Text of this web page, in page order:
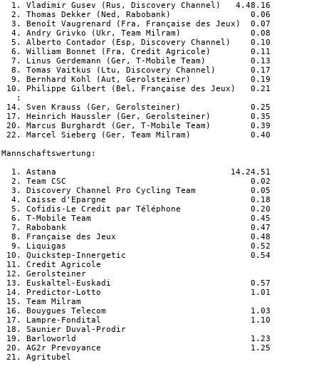
  1. Vladimir Gusev (Rus, Discovery Channel)   4.48.16
  2. Thomas Dekker (Ned, Rabobank)                0.06
  3. Benoît Vaugrenard (Fra, Française des Jeux)  0.07
  4. Andry Grivko (Ukr, Team Milram)              0.08
  5. Alberto Contador (Esp, Discovery Channel)    0.10
  6. William Bonnet (Fra, Credit Agricole)        0.11
  7. Linus Gerdemann (Ger, T-Mobile Team)         0.13
  8. Tomas Vaitkus (Ltu, Discovery Channel)       0.17
  9. Bernhard Kohl (Aut, Gerolsteiner)            0.19
10. Philippe Gilbert (Bel, Française des Jeux)   0.21
   :
14. Sven Krauss (Ger, Gerolsteiner)              0.25
17. Heinrich Haussler (Ger, Gerolsteiner)        0.35
20. Marcus Burghardt (Ger, T-Mobile Team)        0.39
22. Marcel Sieberg (Ger, Team Milram)            0.40
Mannschaftswertung:
  1. Astana                                   14.24.51
  2. Team CSC                                     0.02
  3. Discovery Channel Pro Cycling Team           0.05
  4. Caisse d'Epargne                             0.18
  5. Cofidis-Le Credit par Téléphone              0.20
  6. T-Mobile Team                                0.45
  7. Rabobank                                     0.47
  8. Française des Jeux                           0.48
  9. Liquigas                                     0.52
10. Quickstep-Innergetic                         0.54
11. Credit Agricole
12. Gerolsteiner
13. Euskaltel-Euskadi                            0.57
14. Predictor-Lotto                              1.01
15. Team Milram
16. Bouygues Telecom                             1.03
17. Lampre-Fondital                              1.10
18. Saunier Duval-Prodir
19. Barloworld                                   1.23
20. AG2r Prevoyance                              1.25
21. Agritubel